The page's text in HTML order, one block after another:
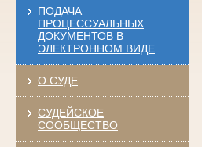
ПОДАЧА
ПРОЦЕССУАЛЬНЫХ
ДОКУМЕНТОВ В
ЭЛЕКТРОННОМ ВИДЕ
О СУДЕ
СУДЕЙСКОЕ
СООБЩЕСТВО